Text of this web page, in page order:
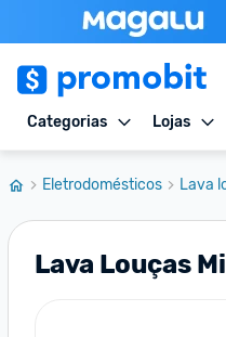
Categorias Lojas
Eletrodomésticos Lava
Lava Louças